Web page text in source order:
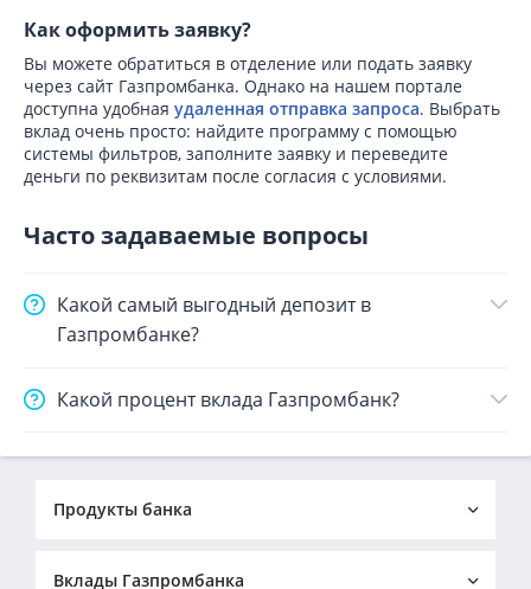
Как оформить заявку?
Вы можете обратиться в отделение или подать заявку
через сайт Газпромбанка. Однако на нашем портале
доступна удобная удаленная отправка запроса. Выбрать
вклад очень просто: найдите программу с помощью
системы фильтров, заполните заявку и переведите
деньги по реквизитам после согласия с условиями.
Часто задаваемые вопросы
Какой самый выгодный депозит в
Газпромбанке?
Какой процент вклада Газпромбанк?
Продукты банка
Ипотека в Газпромбанке
Вклады Газпромбанка